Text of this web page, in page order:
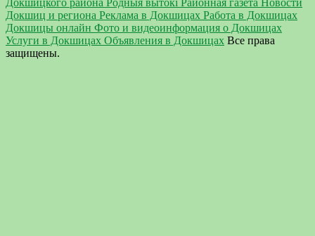
Докшицкого района Родныя вытокi Районная газета Новости
Докшиц и региона Реклама в Докшицах Работа в Докшицах
Докшицы онлайн Фото и видеоинформация о Докшицах
Услуги в Докшицах Объявления в Докшицах Все права
защищены.